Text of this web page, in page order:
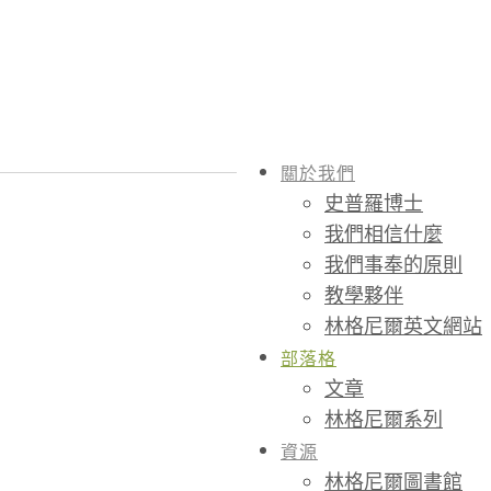
關於我們
史普羅博士
我們相信什麼
我們事奉的原則
教學夥伴
林格尼爾英文網站
部落格
文章
林格尼爾系列
資源
林格尼爾圖書館